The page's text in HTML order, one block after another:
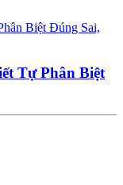
Tự Phân Biệt